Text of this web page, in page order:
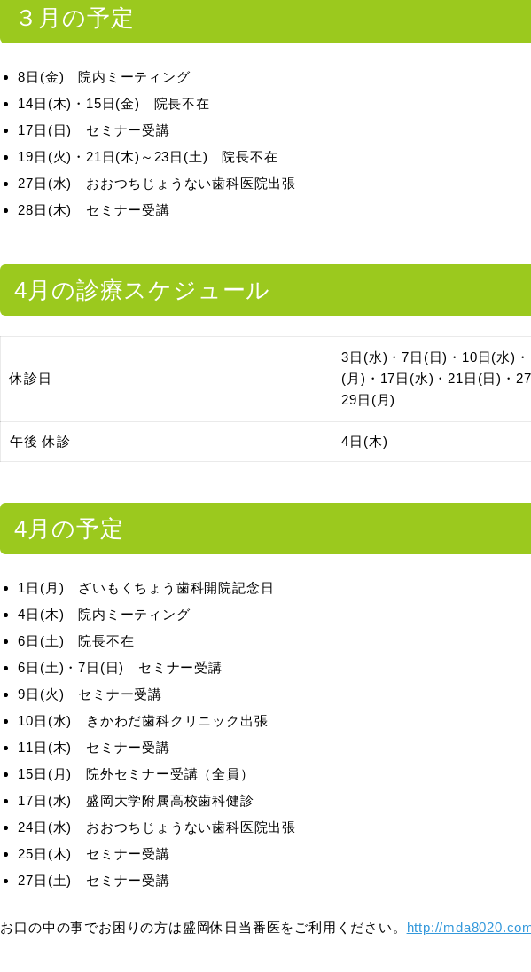
３月の予定
8日(金) 院内ミーティング
14日(木)・15日(金) 院長不在
17日(日) セミナー受講
19日(火)・21日(木)～23日(土) 院長不在
27日(水) おおつちじょうない歯科医院出張
28日(木) セミナー受講
4月の診療スケジュール
休診日
3日(水)・7日(日)・10日(水)
(月)・17日(水)・21日(日)・
29日(月)
午後 休診 4日(木)
4月の予定
1日(月) ざいもくちょう歯科開院記念日
4日(木) 院内ミーティング
6日(土) 院長不在
6日(土)・7日(日) セミナー受講
9日(火) セミナー受講
10日(水) きかわだ歯科クリニック出張
11日(木) セミナー受講
15日(月) 院外セミナー受講（全員）
17日(水) 盛岡大学附属高校歯科健診
24日(水) おおつちじょうない歯科医院出張
25日(木) セミナー受講
27日(土) セミナー受講
お口の中の事でお困りの方は盛岡休日当番医をご利用ください。 http://